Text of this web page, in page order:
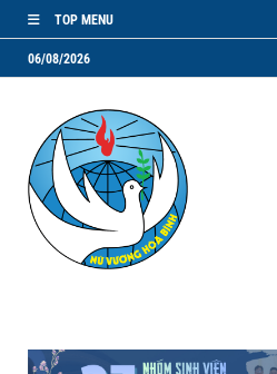
TOP MENU
06/08/2026